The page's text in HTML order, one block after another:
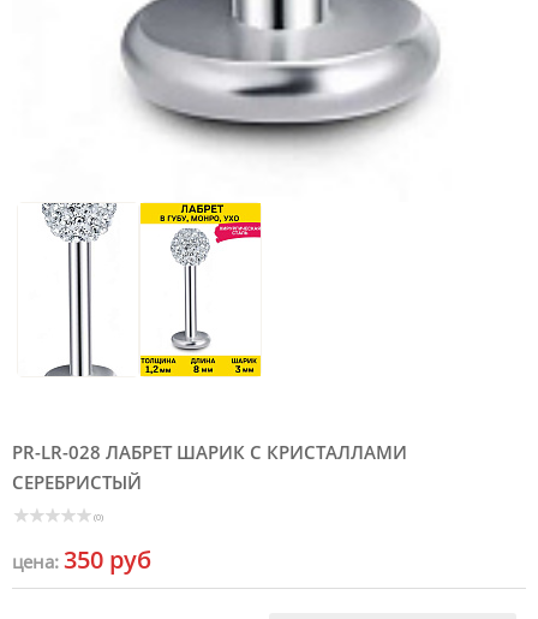
PR-LR-028 ЛАБРЕТ ШАРИК С КРИСТАЛЛАМИ
СЕРЕБРИСТЫЙ
(0)
цена: 350 руб